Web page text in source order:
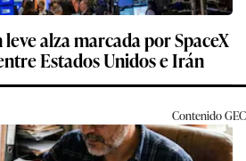
alza marcada por SpaceX
Estados Unidos e Irán
ContenidoGEC